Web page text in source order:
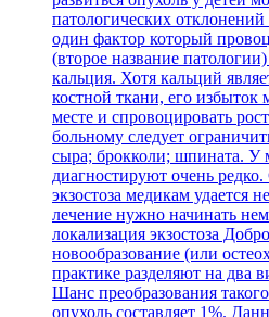
патологических
один фактор который
(второе название
кальция. Хотя кальций
костной ткани, его избыток
месте и спровоцировать
больному следует
сыра; брокколи; шпината. У
диагностируют очень
экзостоза медикам удается
лечение нужно начинать
локализация экзостоза
новообразование (или
практике разделяют на два
Шанс преобразования
опухоль составляет 1%.